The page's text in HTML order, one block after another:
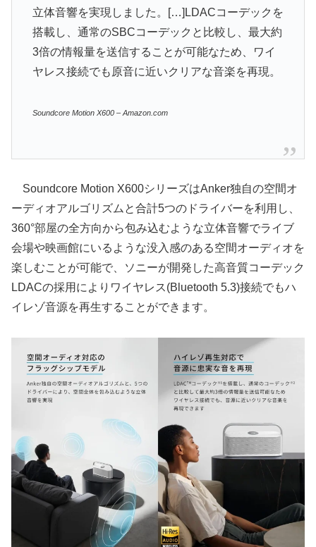
立体音響を実現しました。[…]LDACコーデックを
搭載し、通常のSBCコーデックと比較し、最大約
3倍の情報量を送信することが可能なため、ワイ
ヤレス接続でも原音に近いクリアな音楽を再現。
Soundcore Motion X600 – Amazon.com
Soundcore Motion X600シリーズはAnker独自の空間オ
ーディオアルゴリズムと合計5つのドライバーを利用し、
360°部屋の全方向から包み込むような立体音響でライブ
会場や映画館にいるような没入感のある空間オーディオを
楽しむことが可能で、ソニーが開発した高音質コーデック
LDACの採用によりワイヤレス(Bluetooth 5.3)接続でもハ
イレゾ音源を再生することができます。